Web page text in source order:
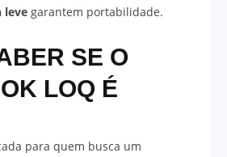
leve garantem portabilidade.
SE O
LOQ É
para quem busca um